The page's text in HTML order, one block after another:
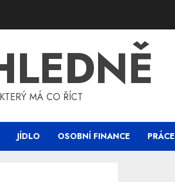
MÁ CO ŘÍCT
JÍDLO OSOBNÍ FINANCE PRÁCE